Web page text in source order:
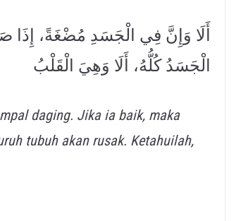
أَلَا وَإِنَّ فِي الْجَسَدِ مُضْغَةً،
الْجَسَدُ كُلُّهُ، أَلَا وَهِيَ الْقَلْبُ
daging. Jika ia baik, maka
tubuh akan rusak. Ketahuilah,